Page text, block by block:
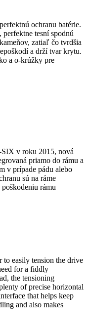
ochranu batérie.
tesní spodnú
zatiaľ čo tvrdšia
a drží tvar krytu.
a o-krúžky pre
v roku 2015, nová
priamo do rámu a
v prípade pádu alebo
sú na ráme
rámu
easily tension the drive
for a fiddly
the tensioning
of precise horizontal
that helps keep
and also makes